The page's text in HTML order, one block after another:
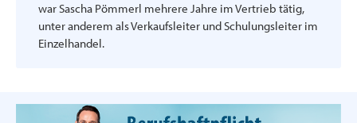
war Sascha Pömmerl mehrere Jahre im Vertrieb tätig,
unter anderem als Verkaufsleiter und Schulungsleiter im
Einzelhandel.